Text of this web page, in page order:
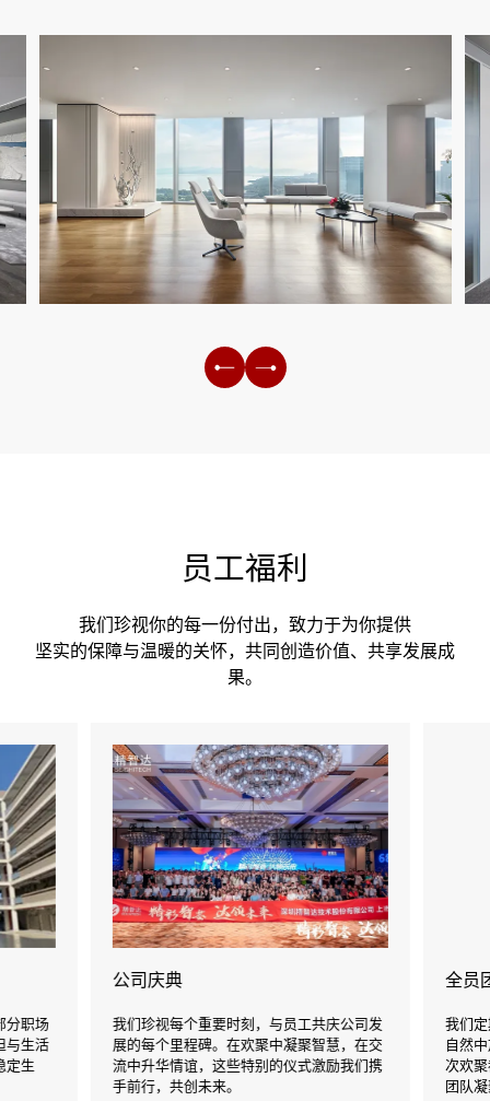
员工福利
我们珍视你的每一份付出，致力于为你提供
坚实的保障与温暖的关怀，共同创造价值、共享发展成
果。
公司庆典
我们珍视每个重要时刻，与员工共庆公司发
展的每个里程碑。在欢聚中凝聚智慧，在交
流中升华情谊，这些特别的仪式激励我们携
手前行，共创未来。
全员团建
我们定期组织全
自然中放松身心
次欢聚都是公司
团队凝聚力的提